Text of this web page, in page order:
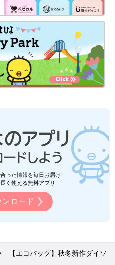
った情報を毎日お届け
く使える無料アプリ
ロード
【エコバッグ】秋冬新作ダイソ